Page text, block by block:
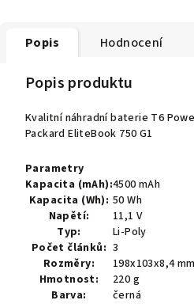
Popis Hodnocení
Popis produktu
Kvalitní náhradní baterie T6
Packard EliteBook 750 G1
Parametry
Kapacita (mAh):4500 mAh
Kapacita (Wh): 50 Wh
Napětí:
11,1 V
Typ:
Li-Poly
Počet článků: 3
Rozměry:
198x103x8,4 mm
Hmotnost:
220 g
Barva:
černá